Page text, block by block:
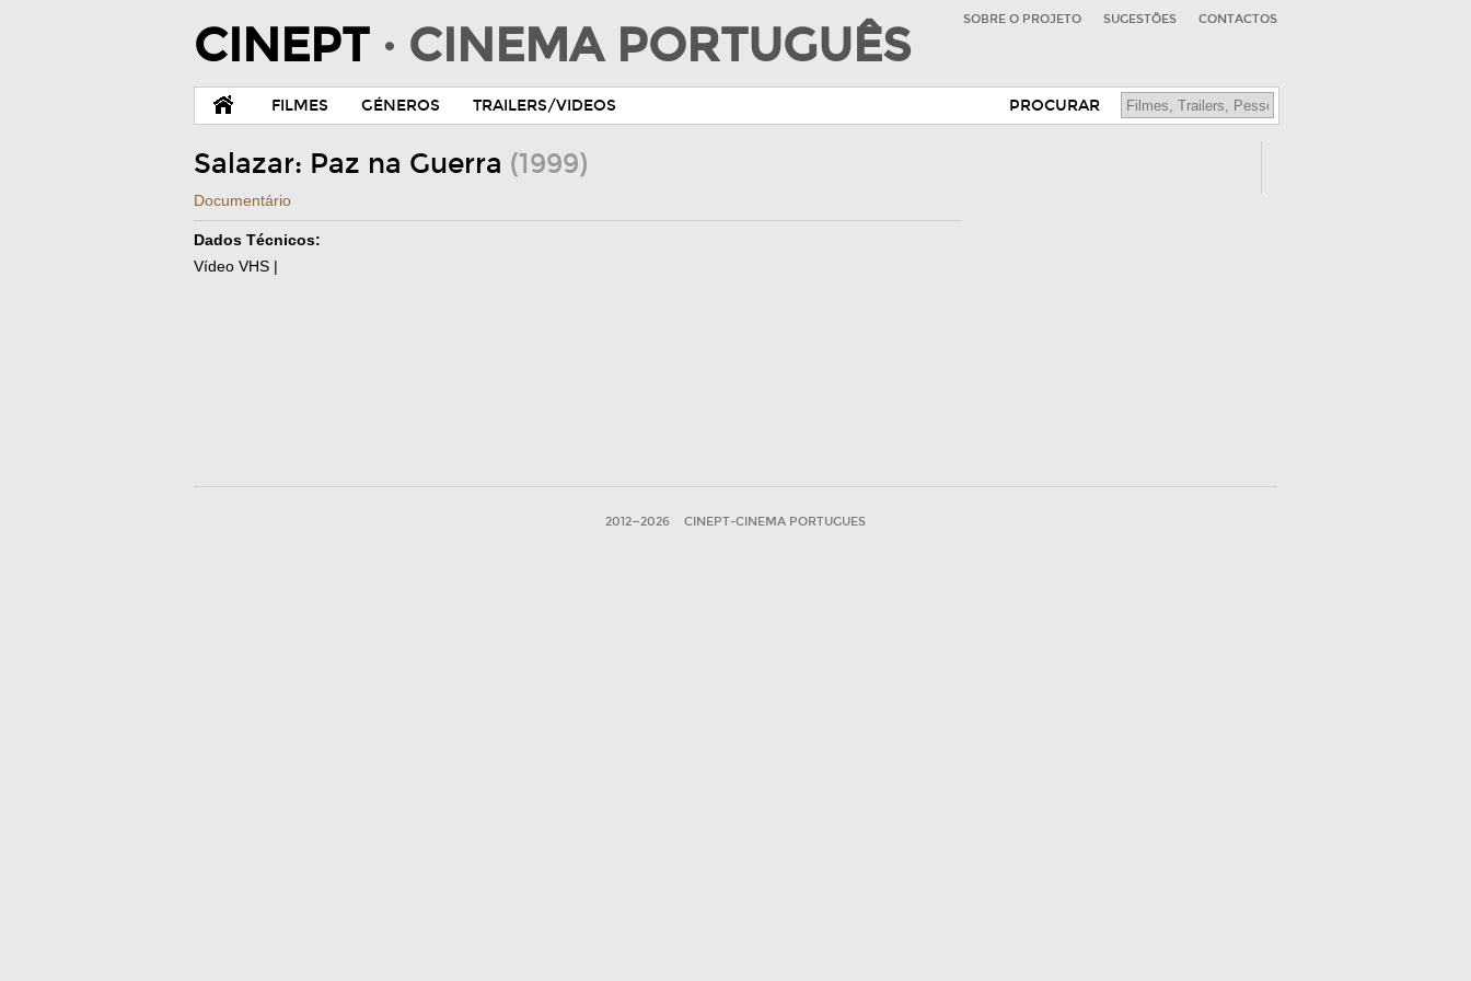
CINEPT · CINEMA PORTUGUÊS SOBRE O PROJETO SUGESTÕES CONTACTOS
FILMES GÉNEROS TRAILERS/VIDEOS PROCURAR
Salazar: Paz na Guerra (1999)
Documentário
Dados Técnicos:
Vídeo VHS |
2012—2026 CINEPT-CINEMA PORTUGUES